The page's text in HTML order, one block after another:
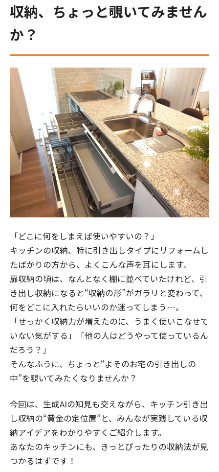
収納、ちょっと覗いてみません
か？
「どこに何をしまえば使いやすいの？」
キッチンの収納、特に引き出しタイプにリフォームし
たばかりの方から、よくこんな声を耳にします。
扉収納の頃は、なんとなく棚に並べていたけれど、引
き出し収納になると“収納の形”がガラリと変わって、
何をどこに入れたらいいのか迷ってしまう…。
「せっかく収納力が増えたのに、うまく使いこなせて
いない気がする」「他の人はどうやって使っているん
だろう？」
そんなふうに、ちょっと“よそのお宅の引き出しの
中”を覗いてみたくなりませんか？
今回は、生成AIの知見も交えながら、キッチン引き出
し収納の“黄金の定位置”と、みんなが実践している収
納アイデアをわかりやすくご紹介します。
あなたのキッチンにも、きっとぴったりの収納法が見
つかるはずです！